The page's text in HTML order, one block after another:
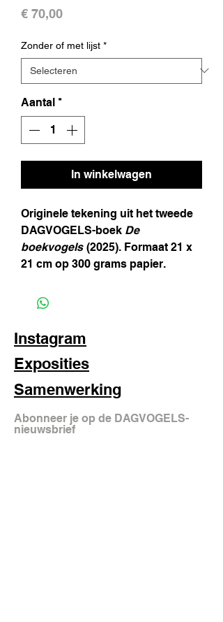
€ 70,00Prijs
Zonder of met lijst *
Aantal *
In winkelwagen
Originele tekening uit het tweede
DAGVOGELS-boek De
boekvogels (2025). Formaat 21 x
21 cm op 300 grams papier.
Instagram
Exposities
Samenwerking
Abonneer je op de DAGVOGELS-
nieuwsbrief